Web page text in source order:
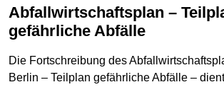
Abfallwirtschaftsplan – Teilplan
gefährliche Abfälle
Die Fortschreibung des
Berlin – Teilplan gefährliche Abfälle –